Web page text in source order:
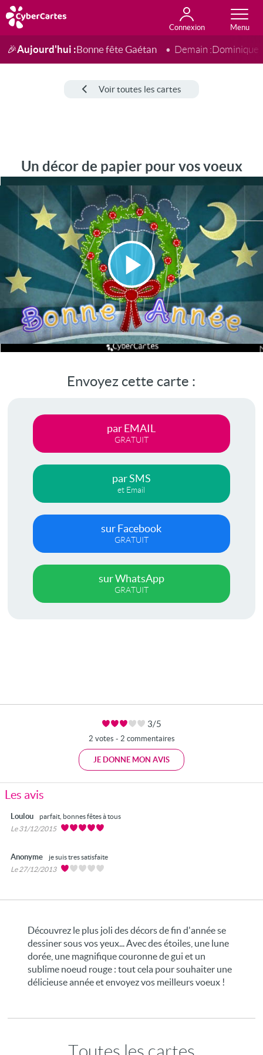
Connexion
Anniversaire
Fête du jour
Amour
Amitié
Merci
Toutes les cartes
🎉Aujourd'hui :Bonne fête Gaétan Demain :Dominique
Voir toutes les cartes
Un décor de papier pour vos voeux
Lire
la
vidéo
Envoyez cette carte :
par EMAIL
GRATUIT
par SMS
et Email
sur Facebook
GRATUIT
sur WhatsApp
GRATUIT
3/5
2 votes - 2 commentaires
JE DONNE MON AVIS
Les avis
Loulou
parfait, bonnes fêtes à tous
Le 31/12/2015
Anonyme
je suis tres satisfaite
Le 27/12/2013
Découvrez le plus joli des décors de fin d'année se
dessiner sous vos yeux... Avec des étoiles, une lune
dorée, une magnifique couronne de gui et un
sublime noeud rouge : tout cela pour souhaiter une
délicieuse année et envoyez vos meilleurs voeux !